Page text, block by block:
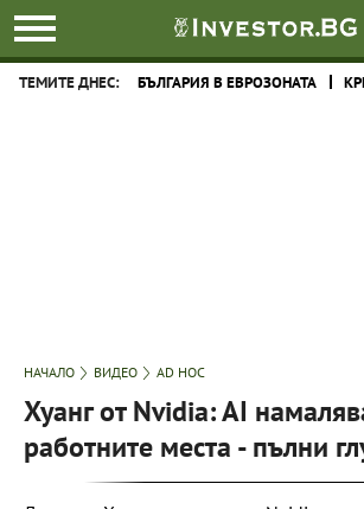
ТЕМИТЕ ДНЕС: БЪЛГАРИЯ В ЕВРОЗОНАТА
НАЧАЛО ВИДЕО AD HOC
Хуанг от Nvidia: AI
работните места - пълни